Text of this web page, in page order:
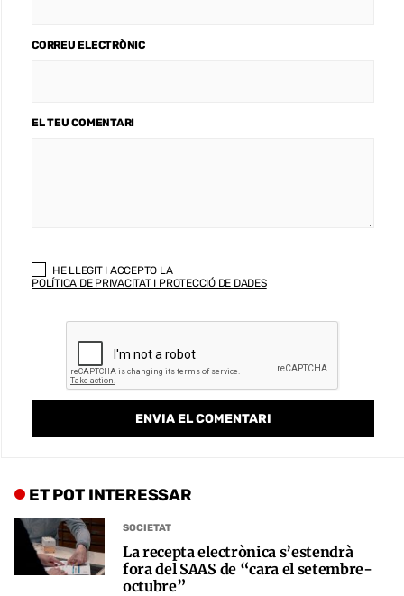
CORREU ELECTRÒNIC
EL TEU COMENTARI
HE LLEGIT I ACCEPTO LA
POLÍTICA DE PRIVACITAT I PROTECCIÓ DE DADES
ET POT INTERESSAR
SOCIETAT
La recepta electrònica s’estendrà
fora del SAAS de “cara el setembre-
octubre”